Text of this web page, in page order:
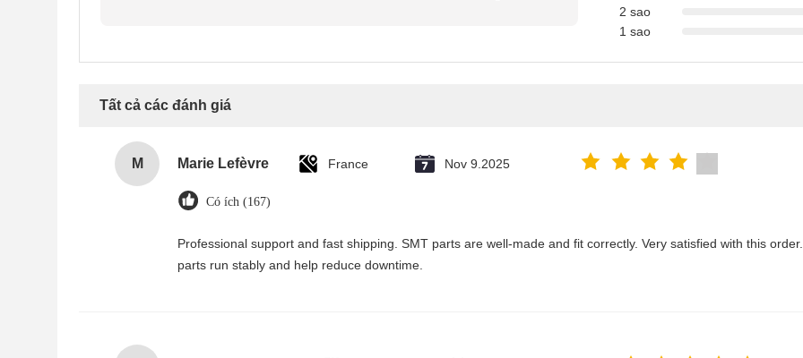
2 sao
1 sao
Tất cả các đánh giá
M Marie Lefèvre France Nov 9.2025
Có ích (167)
Professional support and fast shipping. SMT parts are well-made and fit correctly. Very satisfied with this
parts run stably and help reduce downtime.